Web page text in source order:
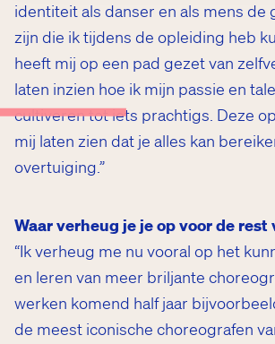
identiteit als danser en als mens de
zijn die ik tijdens de opleiding heb
heeft mij op een pad gezet van
laten inzien hoe ik mijn passie en
cultiveren tot iets prachtigs. Deze
mij laten zien dat je alles kan
overtuiging.”
Waar verheug je je op voor de rest
“Ik verheug me nu vooral op het
en leren van meer briljante
werken komend half jaar
de meest iconische choreografen
Prijs